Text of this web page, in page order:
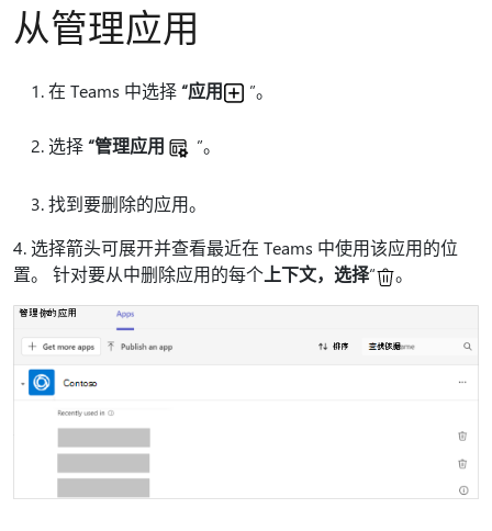
从管理应用
在 Teams 中选择“应用 ”。
选择“管理应用 ”。
找到要删除的应用。
4. 选择箭头可展开并查看最近在 Teams 中使用该应用的位
置。 针对要从中删除应用的每个 上下文，选择“ 。